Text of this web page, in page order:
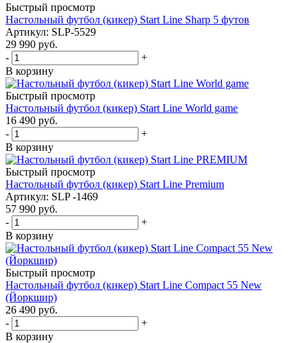
Быстрый просмотр
Настольный футбол (кикер) Start Line Sharp 5 футов
Артикул: SLP-5529
29 990 руб.
-
+
В корзину
Быстрый просмотр
Настольный футбол (кикер) Start Line World game
16 490 руб.
-
+
В корзину
Быстрый просмотр
Настольный футбол (кикер) Start Line Premium
Артикул: SLP -1469
57 990 руб.
-
+
В корзину
Быстрый просмотр
Настольный футбол (кикер) Start Line Compact 55 New
(Йоркшир)
26 490 руб.
-
+
В корзину